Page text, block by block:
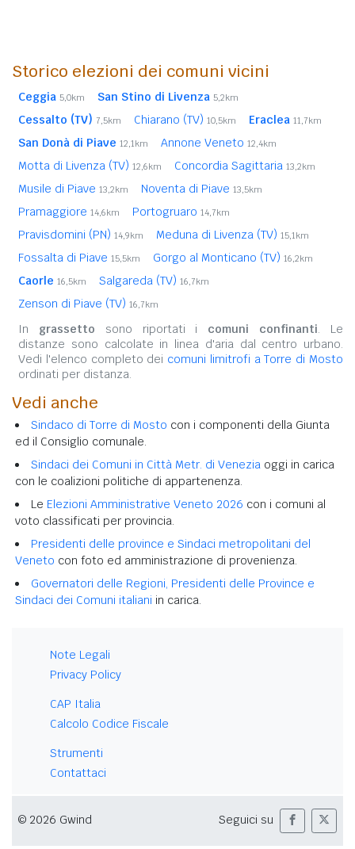
Storico elezioni dei comuni vicini
Ceggia 5,0km San Stino di Livenza 5,2km
Cessalto (TV) 7,5km Chiarano (TV) 10,5km Eraclea 11,7km
San Donà di Piave 12,1km Annone Veneto 12,4km
Motta di Livenza (TV) 12,6km Concordia Sagittaria 13,2km
Musile di Piave 13,2km Noventa di Piave 13,5km
Pramaggiore 14,6km Portogruaro 14,7km
Pravisdomini (PN) 14,9km Meduna di Livenza (TV) 15,1km
Fossalta di Piave 15,5km Gorgo al Monticano (TV) 16,2km
Caorle 16,5km Salgareda (TV) 16,7km
Zenson di Piave (TV) 16,7km
In grassetto sono riportati i comuni confinanti. Le
distanze sono calcolate in linea d'aria dal centro urbano.
Vedi l'elenco completo dei comuni limitrofi a Torre di Mosto
ordinati per distanza.
Vedi anche
Sindaco di Torre di Mosto con i componenti della Giunta
ed il Consiglio comunale.
Sindaci dei Comuni in Città Metr. di Venezia oggi in carica
con le coalizioni politiche di appartenenza.
Le Elezioni Amministrative Veneto 2026 con i comuni al
voto classificati per provincia.
Presidenti delle province e Sindaci metropolitani del
Veneto con foto ed amministrazione di provenienza.
Governatori delle Regioni, Presidenti delle Province e
Sindaci dei Comuni italiani in carica.
Note Legali
Privacy Policy
CAP Italia
Calcolo Codice Fiscale
Strumenti
Contattaci
© 2026 Gwind Seguici su